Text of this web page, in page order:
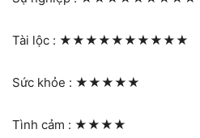
Tài lộc : ★★★★★★★★★★
Sức khỏe : ★★★★★
Tình cảm : ★★★★